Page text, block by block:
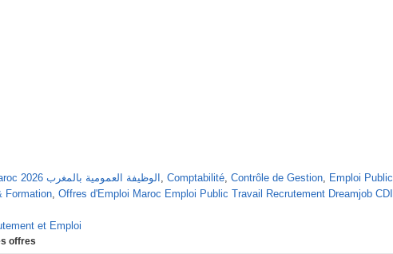
Alwadifa Maroc 2026 الوظيفة العمومية بالمغرب , Comptabilité, Contrôle de Gestion, Emploi Public
Formation, Offres d'Emploi Maroc Emploi Public Travail Recrutement Dreamjob CDI
et Emploi
offres